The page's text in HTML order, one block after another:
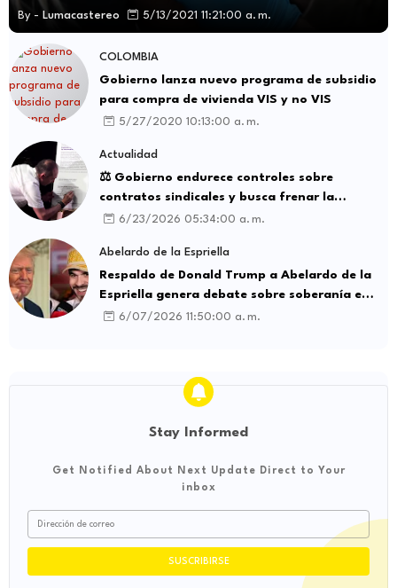
By - Lumacastereo 5/13/2021 11:21:00 a. m.
COLOMBIA
Gobierno lanza nuevo programa de subsidio
para compra de vivienda VIS y no VIS
5/27/2020 10:13:00 a. m.
Actualidad
⚖️ Gobierno endurece controles sobre
contratos sindicales y busca frenar la
intermediación laboral ilegal
6/23/2026 05:34:00 a. m.
Abelardo de la Espriella
Respaldo de Donald Trump a Abelardo de la
Espriella genera debate sobre soberanía e
influencia internacional
6/07/2026 11:50:00 a. m.
Stay Informed
Get Notified About Next Update Direct to Your
inbox